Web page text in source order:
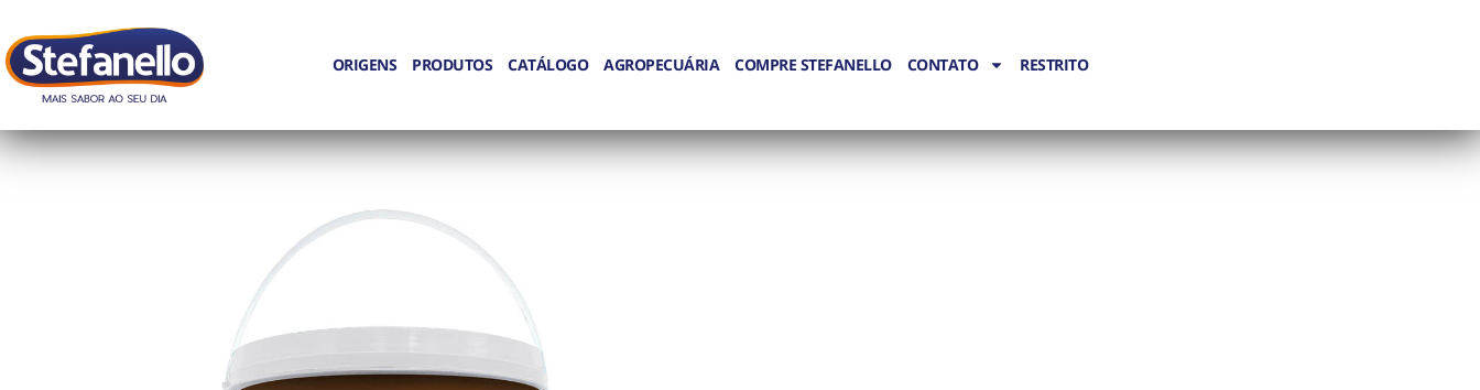
ORIGENS PRODUTOS CATÁLOGO AGROPECUÁRIA COMPRE STEFANELLO CONTATO RESTRITO